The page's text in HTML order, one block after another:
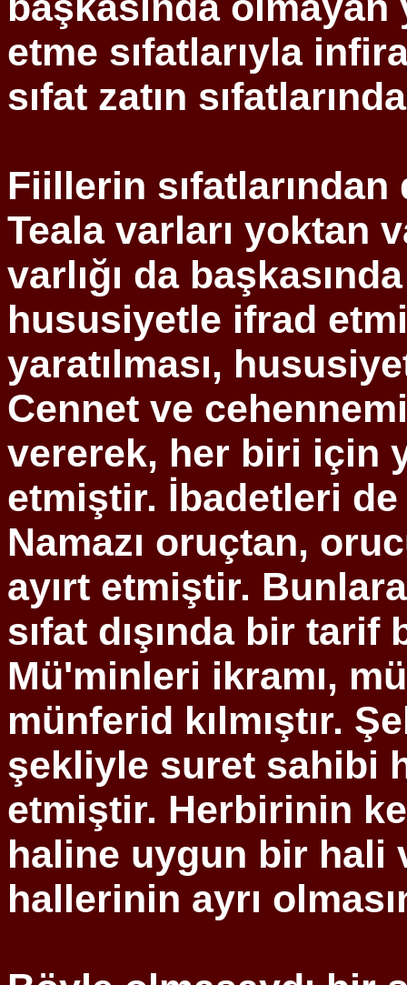
etme sıfatlarıyla
sıfat zatın
Fiillerin
Tealavarları yoktan
varlığı da
hususiyetle ifrad
yaratılması,
Cennet ve
vererek, her biri için
etmiştir. İbadetleri
Namazı oruçtan,
ayırt etmiştir.
sıfat dışında bir tarif
Mü'minleri ikramı,
münferid kılmıştır.
şekliyle suret sahibi
etmiştir. Herbirinin
haline uygun bir hali
hallerinin ayrı